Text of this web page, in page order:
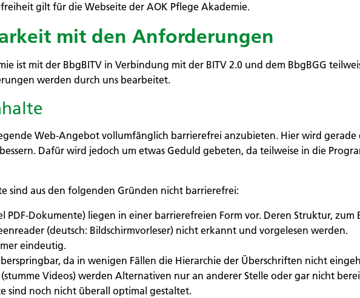
gilt für die Webseite der AOK Pflege Akademie.
mit den Anforderungen
ist mit der BbgBITV in Verbindung mit der BITV 2.0 und dem BbgBGG
werden durch uns bearbeitet.
Web-Angebot vollumfänglich barrierefrei anzubieten. Hier wird gerade
Dafür wird jedoch um etwas Geduld gebeten, da teilweise in die
sind aus den folgenden Gründen nicht barrierefrei:
PDF-Dokumente) liegen in einer barrierefreien Form vor. Deren Struktur, zum
(deutsch: Bildschirmvorleser) nicht erkannt und vorgelesen werden.
eindeutig.
da in wenigen Fällen die Hierarchie der Überschriften nicht
Videos) werden Alternativen nur an anderer Stelle oder gar nicht
sind noch nicht überall optimal gestaltet.